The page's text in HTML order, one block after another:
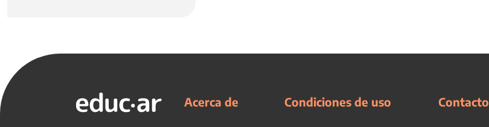
Acerca de Condiciones de uso Contacto